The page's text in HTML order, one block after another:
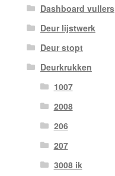
Dashboard vullers
Deur lijstwerk
Deur stopt
Deurkrukken
1007
2008
206
207
3008 ik